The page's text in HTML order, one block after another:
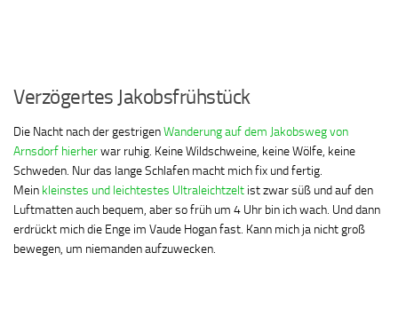
Verzögertes Jakobsfrühstück
Die Nacht nach der gestrigenWanderung auf dem Jakobsweg von
Arnsdorf hierherwar ruhig. Keine Wildschweine, keine Wölfe, keine
Schweden. Nur das lange Schlafen macht mich fix und fertig.
Mein kleinstes und leichtestes Ultraleichtzelt ist zwar süß und auf den
Luftmatten auch bequem, aber so früh um 4 Uhr bin ich wach. Und dann
erdrückt mich die Enge im Vaude Hogan fast. Kann mich ja nicht groß
bewegen, um niemanden aufzuwecken.